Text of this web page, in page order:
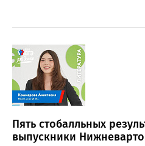
Пять стобалльных
выпускники